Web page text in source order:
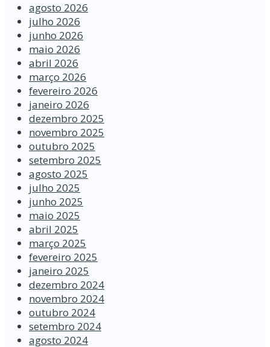
agosto 2026
julho 2026
junho 2026
maio 2026
abril 2026
março 2026
fevereiro 2026
janeiro 2026
dezembro 2025
novembro 2025
outubro 2025
setembro 2025
agosto 2025
julho 2025
junho 2025
maio 2025
abril 2025
março 2025
fevereiro 2025
janeiro 2025
dezembro 2024
novembro 2024
outubro 2024
setembro 2024
agosto 2024